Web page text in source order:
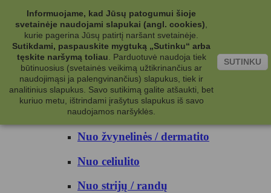
Kategorijos
Kosmetika
Kūno priežiūrai
Nuo prakaito
Kūno prausikliai
Nuo žvynelinės / dermatito
Nuo celiulito
Nuo strijų / randų
Informuojame, kad Jūsų patogumui šioje
svetainėje naudojami slapukai (angl. cookies)
kurie pagerina Jūsų patirtį naršant svetainėje.
Sutikdami, paspauskite mygtuką „Sutinku“ arba
tęskite naršymą toliau
Parduotuvė naudoja tiek
būtinuosius (svetainės veikimą užtikrinančius ar
naudojimąsi ja palengvinančius) slapukus, tiek ir
analitinius slapukus. Savo sutikimą galite atšaukti, bet
kuriuo metu, ištrindami įrašytus slapukus iš savo
naudojamos naršyklės.
SUTINKU